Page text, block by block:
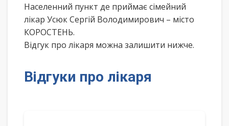
Населенний пункт де приймає сімейний
лікар Усюк Сергій Володимирович – місто
КОРОСТЕНЬ.
Відгук про лікаря можна залишити нижче.
Відгуки про лікаря